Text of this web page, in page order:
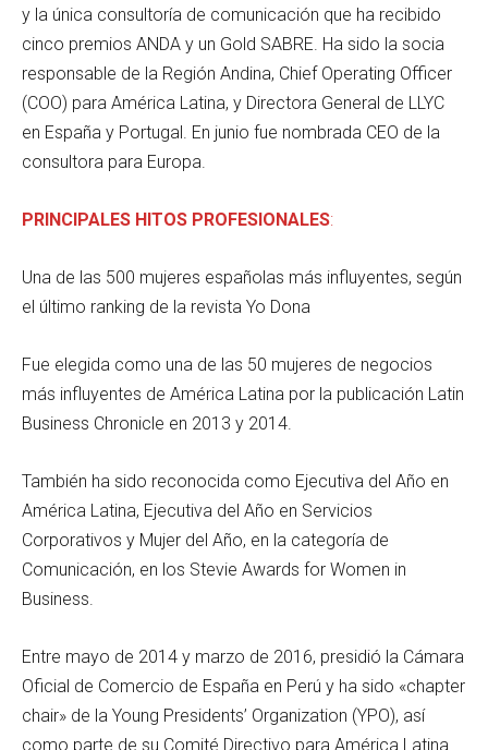
y la única consultoría de comunicación que ha recibido
cinco premios ANDA y un Gold SABRE. Ha sido la socia
responsable de la Región Andina, Chief Operating Officer
(COO) para América Latina, y Directora General de LLYC
en España y Portugal. En junio fue nombrada CEO de la
consultora para Europa.
PRINCIPALES HITOS PROFESIONALES:
Una de las 500 mujeres españolas más influyentes, según
el último ranking de la revista Yo Dona
Fue elegida como una de las 50 mujeres de negocios
más influyentes de América Latina por la publicación Latin
Business Chronicle en 2013 y 2014.
También ha sido reconocida como Ejecutiva del Año en
América Latina, Ejecutiva del Año en Servicios
Corporativos y Mujer del Año, en la categoría de
Comunicación, en los Stevie Awards for Women in
Business.
Entre mayo de 2014 y marzo de 2016, presidió la Cámara
Oficial de Comercio de España en Perú y ha sido «chapter
chair» de la Young Presidents’ Organization (YPO), así
como parte de su Comité Directivo para América Latina.